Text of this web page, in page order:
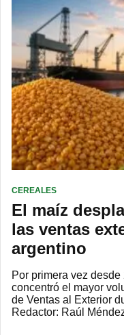
CEREALES
El maíz
las ventas
argentino
Por primera vez
concentró el mayor
de Ventas al Exterior
Redactor: Raúl